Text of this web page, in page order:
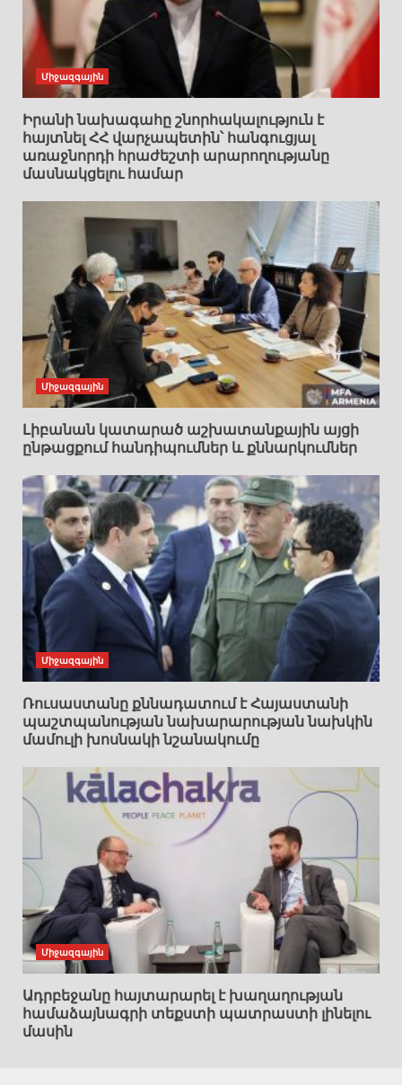
Միջազգային
Իրանի նախագահը շնորհակալություն է
հայտնել ՀՀ վարչապետին՝ հանգուցյալ
առաջնորդի հրաժեշտի արարողությանը
մասնակցելու համար
Միջազգային
Լիբանան կատարած աշխատանքային այցի
ընթացքում հանդիպումներ և քննարկումներ
Միջազգային
Ռուսաստանը քննադատում է Հայաստանի
պաշտպանության նախարարության նախկին
մամուլի խոսնակի նշանակումը
Միջազգային
Ադրբեջանը հայտարարել է խաղաղության
համաձայնագրի տեքստի պատրաստի լինելու
մասին